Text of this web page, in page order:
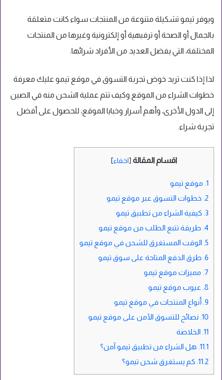
ويوفر تيمو تشكيلة متنوعة من المنتجات سواء كانت متعلقة
بالجمال أو الصحة أو ترفيهية أو إلكترونية وغيرها من المنتجات
المختلفة، التي يفضل العديد من الأفراد شرائها.
لذا إذا كنت تريد خوض تجربة التسوق في موقع تيمو عليك معرفة
خطوات الشراء من الموقع وكيف تتم عملية الشحن منه في الصين
إلى الدول الأخرى، وأهم أسرار وخبايا الموقع، للحصول على أفضل
تجربة شراء.
اقسام المقالة [اخفاء]
1. موقع تيمو
2. خطوات التسوق عبر موقع تيمو
3. كيفية الشراء من تطبيق تيمو
4. طريقة تتبع الطلب من موقع تيمو
5. الوقت المستغرق للشحن في موقع تيمو
6. طرق الدفع المتاحة على سوق تيمو
7. مميزات موقع تيمو
8. عيوب موقع تيمو
9. أنواع المنتجات في موقع تيمو
10. نصائح للتسوق الآمن على موقع تيمو
11. الخلاصة
11.1. هل الشراء من تطبيق تيمو آمن؟
11.2. كم يستغرق شحن تيمو؟